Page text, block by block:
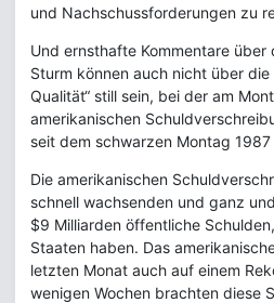
und Nachschussforderungen zu
Und ernsthafte Kommentare über
Sturm können auch nicht über
Qualität“ still sein, bei der am
amerikanischen
seit dem schwarzen Montag
Die amerikanischen
schnell wachsenden und ganz
$9 Milliarden öffentliche
Staaten haben. Das
letzten Monat auch auf einem
wenigen Wochen brachten diese